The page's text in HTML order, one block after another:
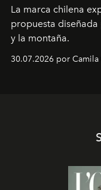
La marca chilena
propuesta
y la montaña.
30.07.2026 por